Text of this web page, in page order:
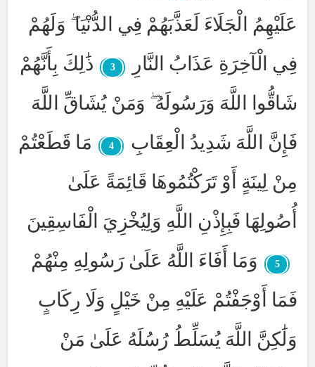
عَلَيْهِمُ الْجَلَاءَ لَعَذَّبَهُمْ فِي الدُّنْيَا ۖ وَلَهُمْ
فِي الْآخِرَةِ عَذَابُ النَّارِ
3
ذَٰلِكَ بِأَنَّهُمْ
شَاقُّوا اللَّهَ وَرَسُولَهُ ۖ وَمَنْ يُشَاقِّ اللَّهَ
فَإِنَّ اللَّهَ شَدِيدُ الْعِقَابِ
4
مَا قَطَعْتُمْ
مِنْ لِينَةٍ أَوْ تَرَكْتُمُوهَا قَائِمَةً عَلَىٰ
أُصُولِهَا فَبِإِذْنِ اللَّهِ وَلِيُخْزِيَ الْفَاسِقِينَ
5
وَمَا أَفَاءَ اللَّهُ عَلَىٰ رَسُولِهِ مِنْهُمْ
فَمَا أَوْجَفْتُمْ عَلَيْهِ مِنْ خَيْلٍ وَلَا رِكَابٍ
وَلَٰكِنَّ اللَّهَ يُسَلِّطُ رُسُلَهُ عَلَىٰ مَنْ